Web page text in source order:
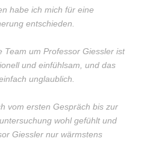
habe ich mich für eine
entschieden.
Team um Professor Giessler ist
und einfühlsam, und das
unglaublich.
vom ersten Gespräch bis zur
wohl gefühlt und
Giessler nur wärmstens